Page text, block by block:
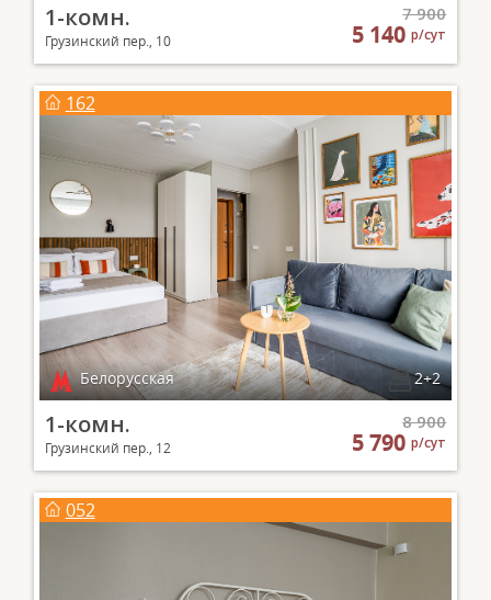
1-комн.
Грузинский пер., 10
7 900
5 140р/сут
162
Белорусская 2+2
1-комн.
Грузинский пер., 12
8 900
5 790р/сут
052